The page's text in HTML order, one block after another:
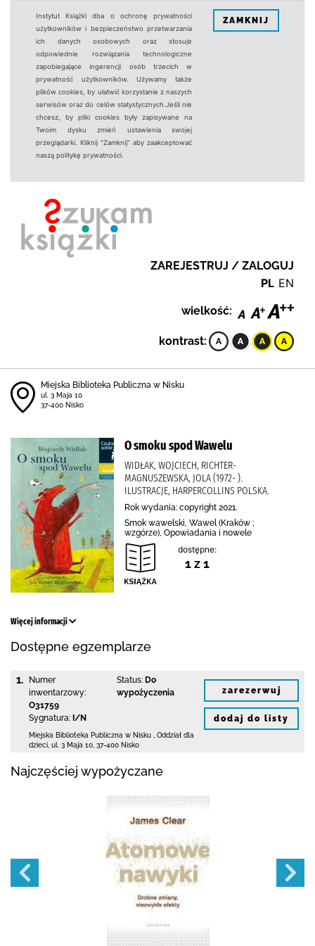
Instytut Książki dba o ochronę prywatności
użytkowników i bezpieczeństwo przetwarzania
ich danych osobowych oraz stosuje
odpowiednie rozwiązania technologiczne
zapobiegające ingerencji osób trzecich w
prywatność użytkowników. Używamy także
plików cookies, by ułatwić korzystanie z naszych
serwisów oraz do celów statystycznych.Jeśli nie
chcesz, by pliki cookies były zapisywane na
Twoim dysku zmień ustawienia swojej
przeglądarki. Kliknij "Zamknij" aby zaakceptować
naszą politykę prywatności.
ZAMKNIJ
ZAREJESTRUJ / ZALOGUJ
PL EN
wielkość:
kontrast:
Miejska Biblioteka Publiczna w Nisku
ul. 3 Maja 10
37-400 Nisko
O smoku spod Wawelu
WIDŁAK, WOJCIECH, RICHTER-
MAGNUSZEWSKA, JOLA (1972- ).
ILUSTRACJE, HARPERCOLLINS POLSKA.
Rok wydania: copyright 2021.
Smok wawelski, Wawel (Kraków ;
wzgórze), Opowiadania i nowele
dostępne:
1 z 1
Więcej informacji
Dostępne egzemplarze
1.
Numer
inwentarzowy:
O31759
Sygnatura: I/N
Status: Do
wypożyczenia
Miejska Biblioteka Publiczna w Nisku
Oddział dla
dzieci, ul. 3 Maja 10 37-400 Nisko
zarezerwuj
dodaj do listy
Najczęściej wypożyczane